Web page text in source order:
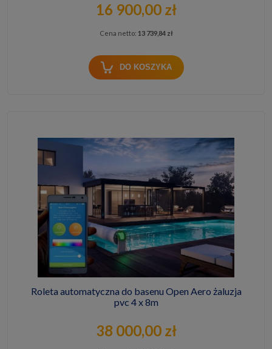
16 900,00 zł
Cena netto: 13 739,84 zł
DO KOSZYKA
Roleta automatyczna do basenu Open Aero żaluzja
pvc 4 x 8m
38 000,00 zł